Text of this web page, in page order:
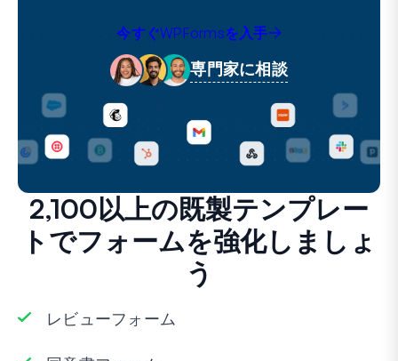
今すぐWPFormsを入手
専門家に相談
2,100以上の既製テンプレー
トでフォームを強化しましょ
う
レビューフォーム